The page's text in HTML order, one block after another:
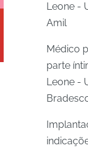
Leone -
Amil
Médico
parte
Leone -